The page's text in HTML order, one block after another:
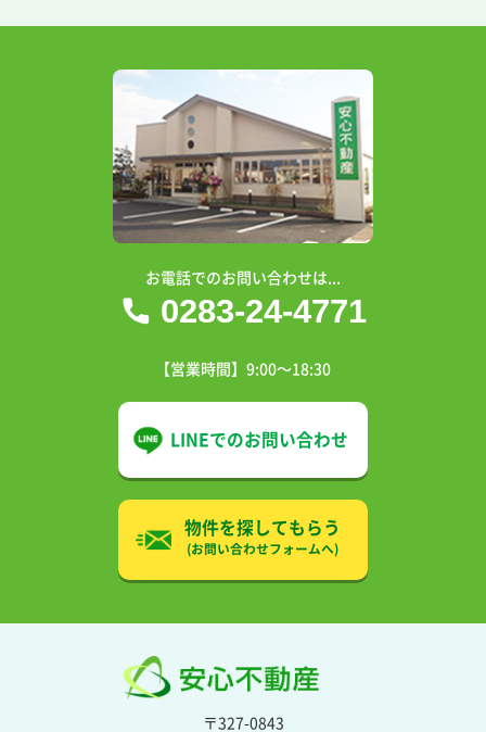
お電話でのお問い合わせは...
0283-24-4771
【営業時間】9:00〜18:30
LINEでのお問い合わせ
物件を探してもらう
(お問い合わせフォームへ)
〒327-0843